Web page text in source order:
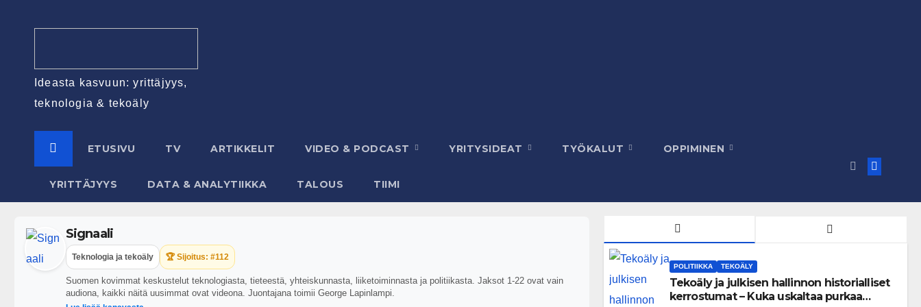
Ideasta kasvuun: yrittäjyys,
teknologia & tekoäly
ETUSIVU TV ARTIKKELIT VIDEO & PODCAST YRITYSIDEAT TYÖKALUT OPPIMINEN
YRITTÄJYYS DATA & ANALYTIIKKA TALOUS TIIMI
Signaali
Teknologia ja tekoäly 🏆 Sijoitus: #112
Suomen kovimmat keskustelut teknologiasta, tieteestä, yhteiskunnasta, liiketoiminnasta ja politiikasta. Jaksot 1-22 ovat vain
audiona, kaikki näitä uusimmat ovat videona. Juontajana toimii George Lapinlampi.
POLITIIKKA TEKOÄLY
Tekoäly ja julkisen hallinnon historialliset
kerrostumat – Kuka uskaltaa purkaa